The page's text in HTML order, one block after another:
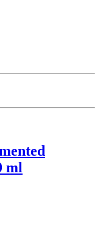
ml